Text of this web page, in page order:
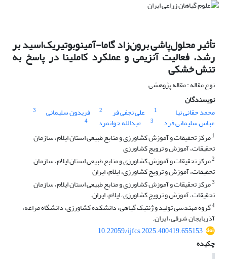
تأثیر محلول‌پاشی برون‌زاد گاما-آمینوبوتیریک‌اسید بر
رشد، فعالیت آنزیمی و عملکرد کاملینا در پاسخ به
تنش خشکی
نوع مقاله : مقاله پژوهشی
نویسندگان
محمد حقانی نیا
1 علی نجفی فر 2 فریدون سلیمانی 3
عباس سلیمانی فرد 3 عبدالله جوانمرد
4
1مرکز تحقیقات و آموزش کشاورزی و منابع طبیعی استان ایلام، سازمان
تحقیقات، آموزش و ترویج کشاورزی
2مرکز تحقیقات و آموزش کشاورزی و منابع طبیعی استان ایلام، سازمان
تحقیقات، آموزش و ترویج کشاورزی، ایلام، ایران
3مرکز تحقیقات و آموزش کشاورزی و منابع طبیعی استان ایلام، سازمان
تحقیقات، آموزش و ترویج کشاورزی، ایلام، ایران.
4گروه مهندسی تولید و ژنتیک گیاهی، دانشکده کشاورزی، دانشگاه مراغه،
آذربایجان شرقی، ایران.
10.22059/ijfcs.2025.400419.655153
چکیده